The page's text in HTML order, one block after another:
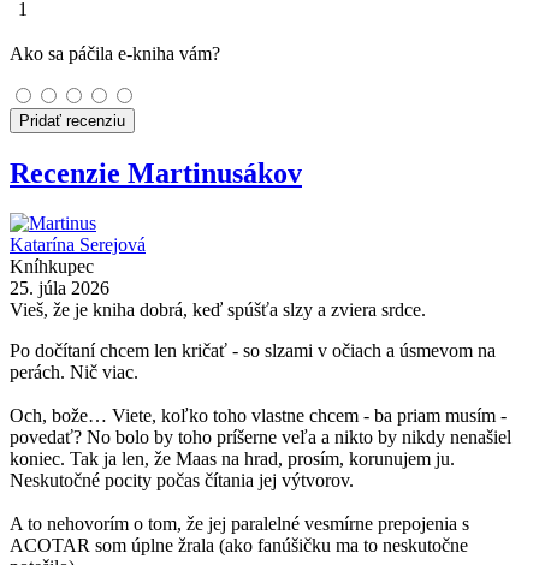
1
Ako sa páčila e-kniha vám?
Pridať recenziu
Recenzie Martinusákov
Katarína Serejová
Kníhkupec
25. júla 2026
Vieš, že je kniha dobrá, keď spúšťa slzy a zviera srdce.
Po dočítaní chcem len kričať - so slzami v očiach a úsmevom na
perách. Nič viac.
Och, bože… Viete, koľko toho vlastne chcem - ba priam musím -
povedať? No bolo by toho príšerne veľa a nikto by nikdy nenašiel
koniec. Tak ja len, že Maas na hrad, prosím, korunujem ju.
Neskutočné pocity počas čítania jej výtvorov.
A to nehovorím o tom, že jej paralelné vesmírne prepojenia s
ACOTAR som úplne žrala (ako fanúšičku ma to neskutočne